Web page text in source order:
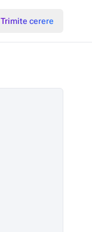
Trimite cerere